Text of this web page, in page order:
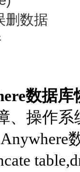
删数据
数据
、操作